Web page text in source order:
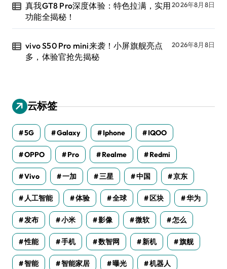
真我GT8 Pro深度体验：特色拉满，实用
功能全揭秘！
2026年8月8日
vivo S50 Pro mini来袭！小屏旗舰亮点
多，体验官抢先揭秘
2026年8月8日
云标签
5G Galaxy Iphone IQOO
OPPO Pro Realme Redmi
Vivo 一加 三星 中国 京东
人工智能 体验 全球 区块 华为
发布 小米 影像 微软 怎么
性能 手机 数智网 新机 旗舰
智能 智能家居 曝光 机器人